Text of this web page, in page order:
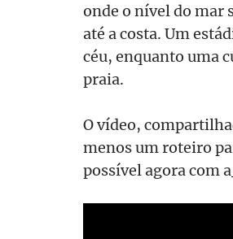
onde o nível do mar
até a costa. Um
céu, enquanto uma
praia.
O vídeo,
menos um roteiro
possível agora com a